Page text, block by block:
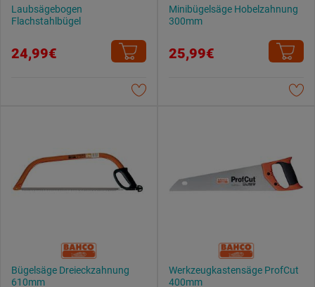
Laubsägebogen
Flachstahlbügel
24,99€
Minibügelsäge Hobelzahnung
300mm
25,99€
Bügelsäge Dreieckzahnung
610mm
Werkzeugkastensäge ProfCut
400mm